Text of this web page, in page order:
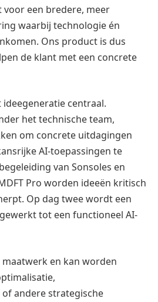
een bredere, meer
waarbij technologie én
Ons product is dus
de klant met een concrete
ideegeneratie centraal.
het technische team,
om concrete uitdagingen
AI-toepassingen te
van Sonsoles en
Pro worden ideeën kritisch
Op dag twee wordt een
tot een functioneel AI-
en kan worden
andere strategische